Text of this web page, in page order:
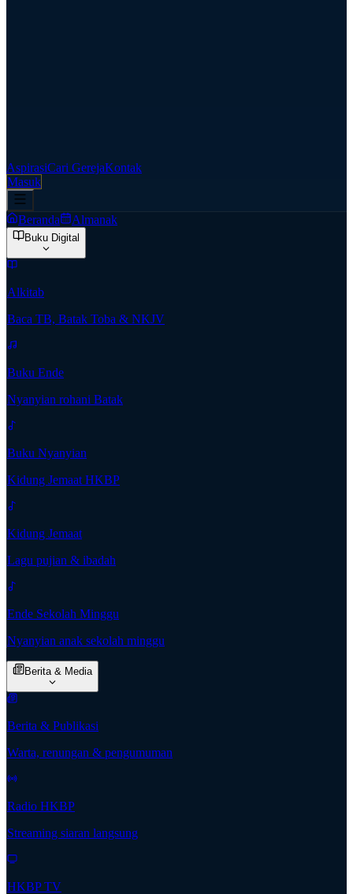
AspirasiCari GerejaKontak
Masuk
Beranda Almanak
Buku Digital
Alkitab
Baca TB, Batak Toba & NKJV
Buku Ende
Nyanyian rohani Batak
Buku Nyanyian
Kidung Jemaat HKBP
Kidung Jemaat
Lagu pujian & ibadah
Ende Sekolah Minggu
Nyanyian anak sekolah minggu
Berita & Media
Berita & Publikasi
Warta, renungan & pengumuman
Radio HKBP
Streaming siaran langsung
HKBP TV